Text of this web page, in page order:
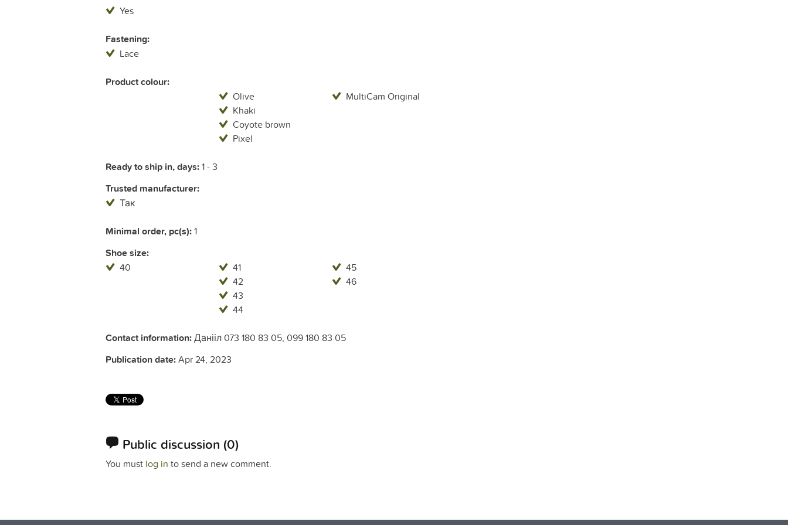
Yes
Fastening:
Lace
Product colour:
Olive
Khaki
Coyote brown
Pixel
MultiCam Original
Ready to ship in, days:1 - 3
Trusted manufacturer:
Так
Minimal order, pc(s):1
Shoe size:
40
41
42
43
44
45
46
Contact information:Данііл 073 180 83 05, 099 180 83 05
Publication date:Apr 24, 2023
Public discussion (0)
You must log in to send a new comment.